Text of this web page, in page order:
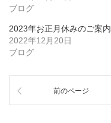
ブログ
2023年お正月休みのご案内
2022年12月20日
ブログ
前のページ